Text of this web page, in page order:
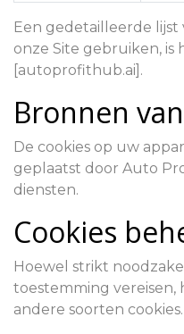
Een gedetailleerde lijst
onze Site gebruiken, is
[autoprofithub.ai].
Bronnen
De cookies op uw
geplaatst door Auto
diensten.
Cookies
Hoewel strikt
toestemming
andere soorten cookies.